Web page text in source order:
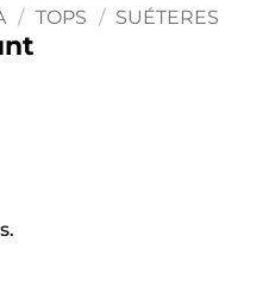
/ TOPS / SUÉTERES